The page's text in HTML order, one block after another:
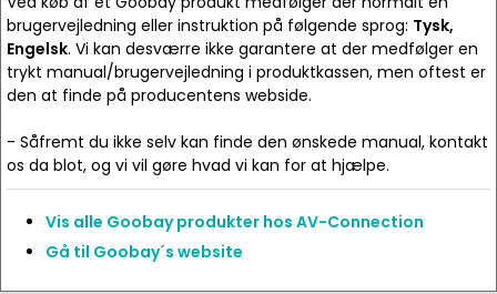
brugervejledning eller instruktion på følgende sprog: Tysk,
Engelsk. Vi kan desværre ikke garantere at der medfølger en
trykt manual/brugervejledning i produktkassen, men oftest er
den at finde på producentens webside.
- Såfremt du ikke selv kan finde den ønskede manual, kontakt
os da blot, og vi vil gøre hvad vi kan for at hjælpe.
Vis alle Goobay produkter hos AV-Connection
Gå til Goobay´s website